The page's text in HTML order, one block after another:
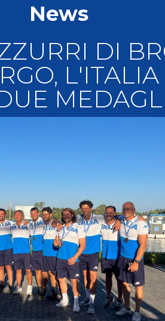
Collegio degli Ufficiali di Gara
News
DI